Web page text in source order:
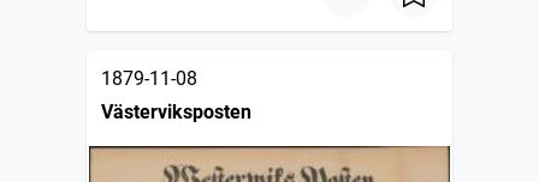
1879-11-08
Västerviksposten